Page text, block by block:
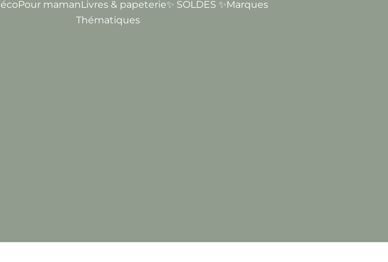
Pour mamanLivres & papeterie✨ SOLDES ✨Marques
Thématiques